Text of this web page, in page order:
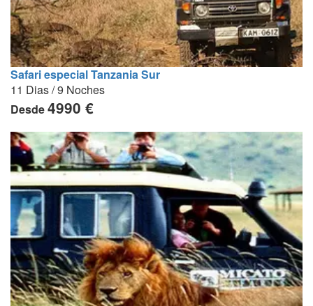
Safari especial Tanzania Sur
11 Dias / 9 Noches
Desde4990 €